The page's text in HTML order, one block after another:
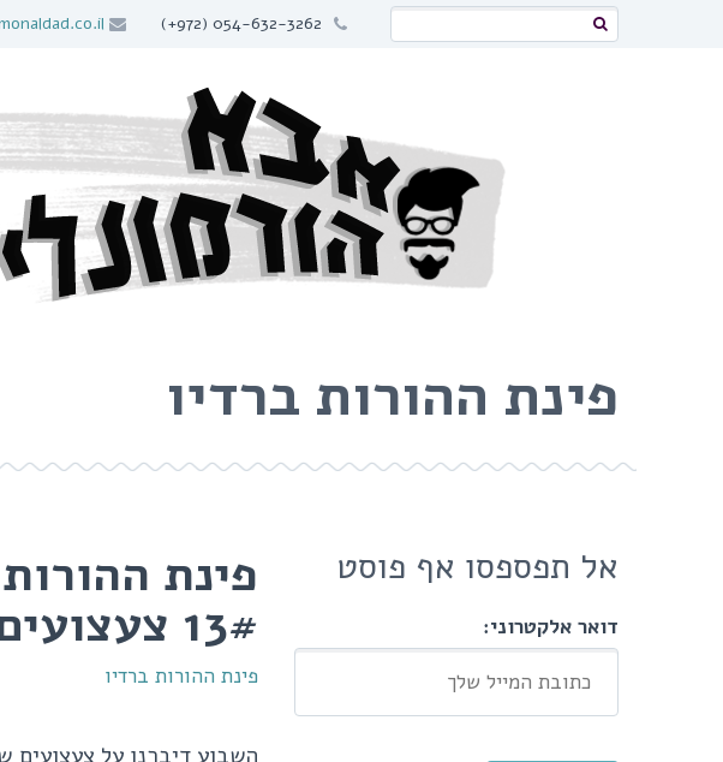
פינת ההורות ברדיו
פינת
13# צעצועים של ילדים
פינת ההורות ברדיו
השבוע דיברנו על צעצועים
אל תפספסו אף פוסט
דואר אלקטרוני: